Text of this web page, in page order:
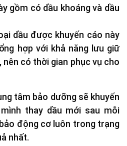
gồm có dầu khoáng và dầu
dầu được khuyến cáo này
hợp với khả năng lưu giữ
nên có thời gian phục vụ cho
tâm bảo dưỡng sẽ khuyến
thay dầu mới sau mỗi
động cơ luôn trong trạng
nhất.